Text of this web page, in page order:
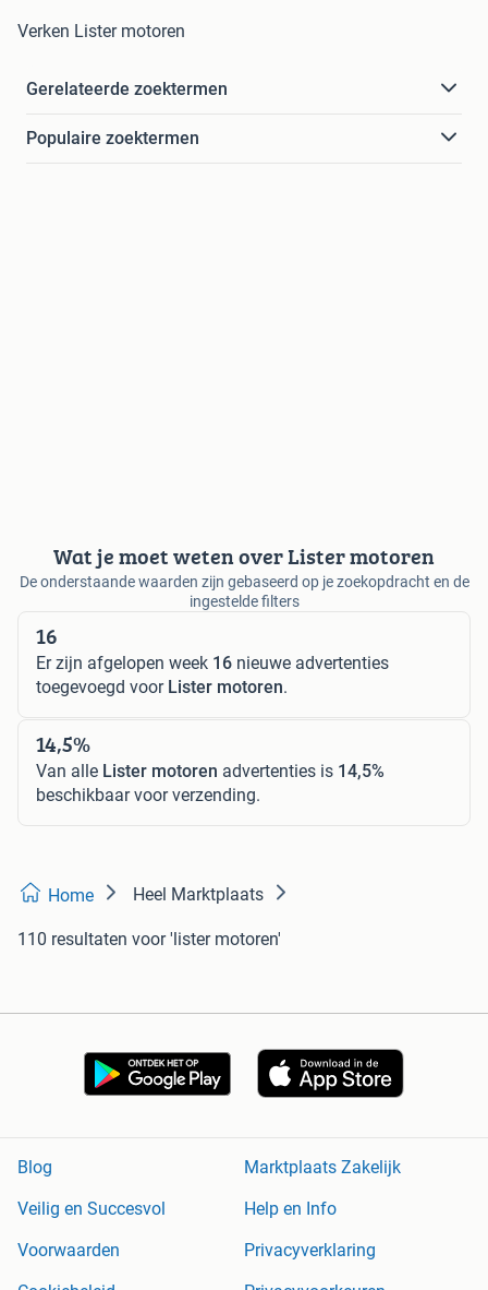
Verken Lister motoren
Gerelateerde zoektermen
Populaire zoektermen
Wat je moet weten over Lister motoren
De onderstaande waarden zijn gebaseerd op je zoekopdracht en de
ingestelde filters
16
Er zijn afgelopen week 16 nieuwe advertenties
toegevoegd voor Lister motoren.
14,5%
Van alle Lister motoren advertenties is 14,5%
beschikbaar voor verzending.
Home Heel Marktplaats
110 resultaten voor 'lister motoren'
Blog
Marktplaats Zakelijk
Veilig en Succesvol
Help en Info
Voorwaarden
Privacyverklaring